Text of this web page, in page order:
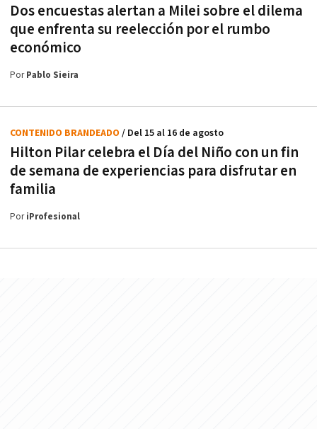
Dos encuestas alertan a Milei sobre el dilema
que enfrenta su reelección por el rumbo
económico
PorPablo Sieira
Hilton Pilar celebra el Día del Niño con un fin
de semana de experiencias para disfrutar en
familia
CONTENIDO BRANDEADO / Del 15 al 16 de agosto
PoriProfesional